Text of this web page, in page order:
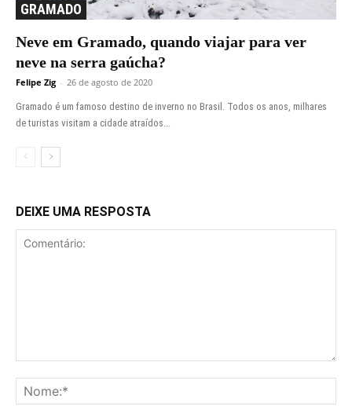
GRAMADO
Neve em Gramado, quando viajar para ver
neve na serra gaúcha?
Felipe Zig - 26 de agosto de 2020
Gramado é um famoso destino de inverno no Brasil. Todos os anos, milhares
de turistas visitam a cidade atraídos...
DEIXE UMA RESPOSTA